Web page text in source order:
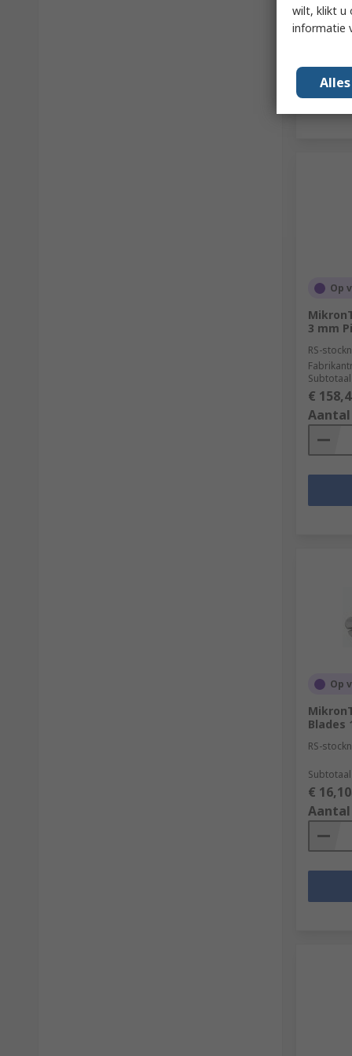
Aantal
Op
3 mm
RS-
€
Aantal
Op
Blades
RS-
€ 16,10
Aantal
wilt, klikt u
informatie